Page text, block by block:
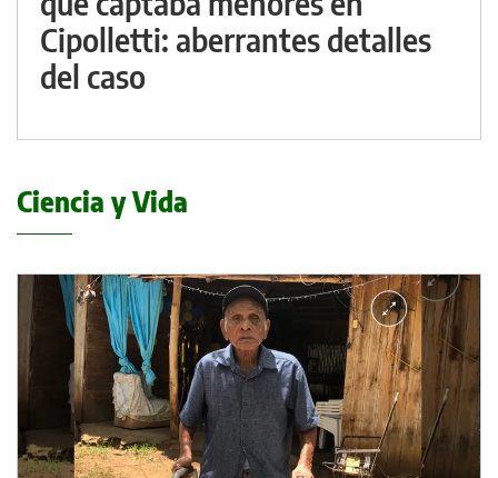
Cipolletti: aberrantes detalles
del caso
Ciencia y Vida